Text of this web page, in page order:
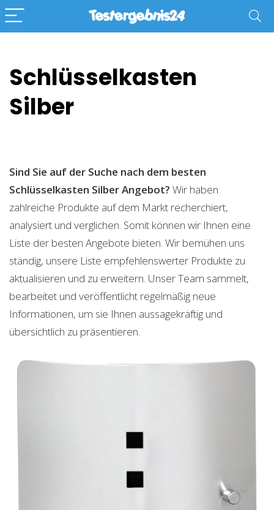
Schlüsselkasten
Silber
Sind Sie auf der Suche nach dem besten
Schlüsselkasten SilberAngebot? Wir haben
zahlreiche Produkte auf dem Markt recherchiert,
analysiert und verglichen. Somit können wir Ihnen eine
Liste der besten Angebote bieten. Wir bemühen uns
ständig, unsere Liste empfehlenswerter Produkte zu
aktualisieren und zu erweitern. Unser Team sammelt,
bearbeitet und veröffentlicht regelmäßig neue
Informationen, um sie Ihnen aussagekräftig und
übersichtlich zu präsentieren.